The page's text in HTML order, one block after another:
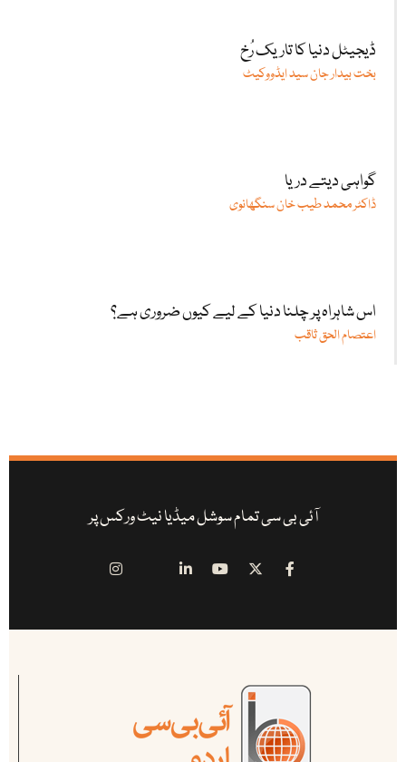
ڈیجیٹل دنیا کا تاریک رُخ
بخت بیدار جان سید ایڈووکیٹ
گواہی دیتے دریا
ڈاکٹر محمد طیب خان سنگھانوی
اس شاہراہ پر چلنا دنیا کے لیے کیوں ضروری ہے؟
اعتصام الحق ثاقب
آئی بی سی تمام سوشل میڈیا نیٹ ورکس پر